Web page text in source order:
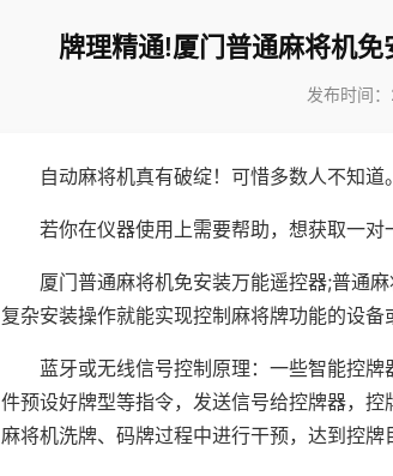
牌理精通!厦门普通麻将机
发布时间
自动麻将机真有破绽！可惜多数人不知道
若你在仪器使用上需要帮助，想获取一
厦门普通麻将机免安装万能遥控器;普通
复杂安装操作就能实现控制麻将牌功能的设备
蓝牙或无线信号控制原理：一些智能控
件预设好牌型等指令，发送信号给控牌器，
麻将机洗牌、码牌过程中进行干预，达到控牌